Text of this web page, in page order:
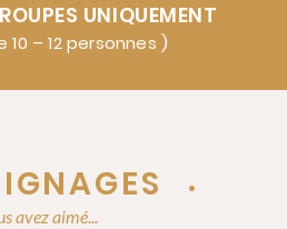
UNIQUEMENT
– 12 personnes )
avez aimé...